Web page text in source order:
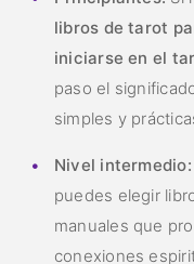
libros de tarot
iniciarse en el
paso el
simples y
Nivel intermedio:
puedes elegir
manuales que
conexiones